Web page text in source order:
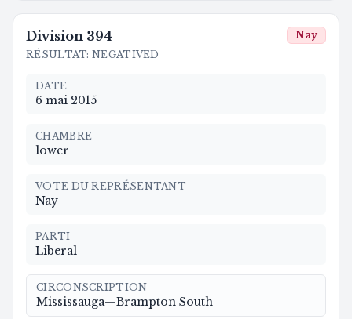
Division 394
RÉSULTAT: NEGATIVED
Nay
DATE
6 mai 2015
CHAMBRE
lower
VOTE DU REPRÉSENTANT
Nay
PARTI
Liberal
CIRCONSCRIPTION
Mississauga—Brampton South